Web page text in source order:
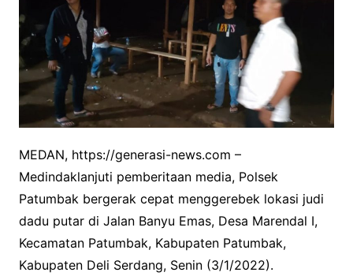
MEDAN, https://generasi-news.com –
Medindaklanjuti pemberitaan media, Polsek
Patumbak bergerak cepat menggerebek lokasi judi
dadu putar di Jalan Banyu Emas, Desa Marendal I,
Kecamatan Patumbak, Kabupaten Patumbak,
Kabupaten Deli Serdang, Senin (3/1/2022).